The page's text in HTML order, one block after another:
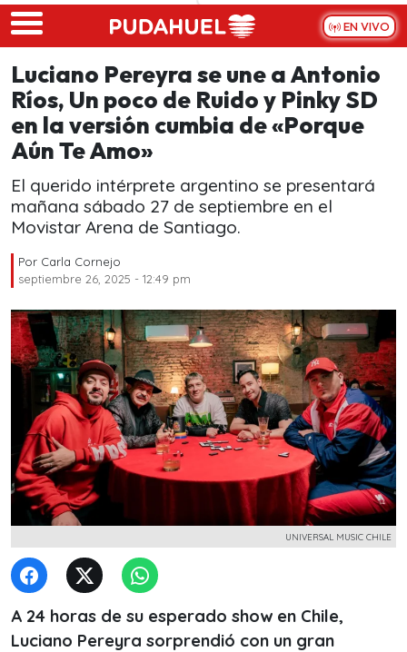
Skip to main content
EN VIVO
Luciano Pereyra se une a Antonio
Ríos, Un poco de Ruido y Pinky SD
en la versión cumbia de «Porque
Aún Te Amo»
El querido intérprete argentino se presentará
mañana sábado 27 de septiembre en el
Movistar Arena de Santiago.
Por Carla Cornejo
septiembre 26, 2025 - 12:49 pm
UNIVERSAL MUSIC CHILE
A 24 horas de su esperado show en Chile,
Luciano Pereyra sorprendió con un gran